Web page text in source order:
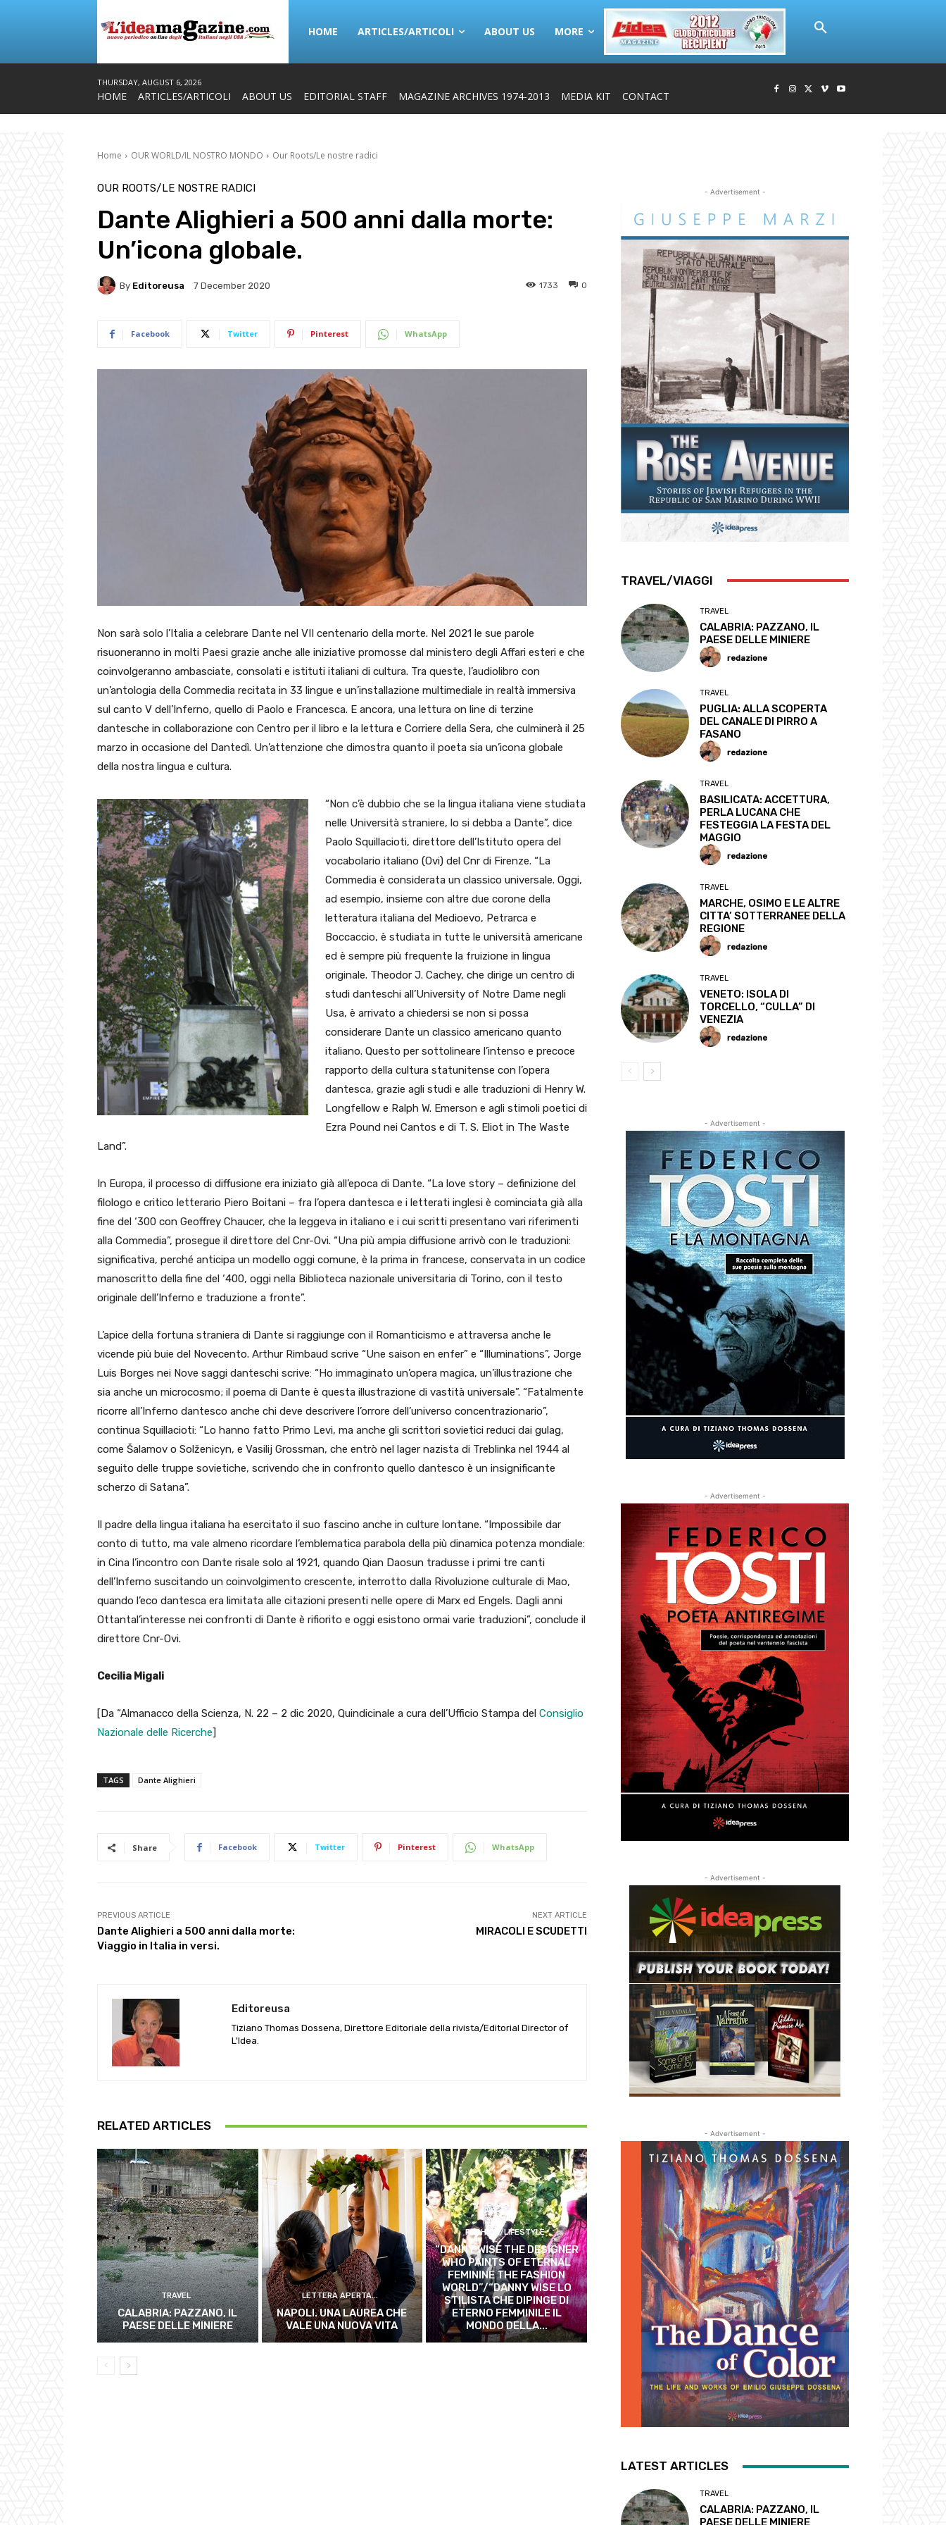
HOME ARTICLES/ARTICOLI ABOUT US MORE
THURSDAY, AUGUST 6, 2026
HOME ARTICLES/ARTICOLI ABOUT US EDITORIAL STAFF MAGAZINE ARCHIVES 1974-2013 MEDIA KIT CONTACT
Home OUR WORLD/IL NOSTRO MONDO Our Roots/Le nostre radici
OUR ROOTS/LE NOSTRE RADICI
Dante Alighieri a 500 anni dalla morte:
Un’icona globale.
By Editoreusa 7 December 2020 0
1733
Facebook Twitter Pinterest WhatsApp
Non sarà solo l’Italia a celebrare Dante nel VII centenario della morte. Nel 2021 le sue parole
risuoneranno in molti Paesi grazie anche alle iniziative promosse dal ministero degli Affari esteri e che
coinvolgeranno ambasciate, consolati e istituti italiani di cultura. Tra queste, l’audiolibro con
un’antologia della Commedia recitata in 33 lingue e un’installazione multimediale in realtà immersiva
sul canto V dell’Inferno, quello di Paolo e Francesca. E ancora, una lettura on line di terzine
dantesche in collaborazione con Centro per il libro e la lettura e Corriere della Sera, che culminerà il 25
marzo in occasione del Dantedì. Un’attenzione che dimostra quanto il poeta sia un’icona globale
della nostra lingua e cultura.
“Non c’è dubbio che se la lingua italiana viene studiata
nelle Università straniere, lo si debba a Dante”, dice
Paolo Squillacioti, direttore dell’Istituto opera del
vocabolario italiano (Ovi) del Cnr di Firenze. “La
Commedia è considerata un classico universale. Oggi,
ad esempio, insieme con altre due corone della
letteratura italiana del Medioevo, Petrarca e
Boccaccio, è studiata in tutte le università americane
ed è sempre più frequente la fruizione in lingua
originale. Theodor J. Cachey, che dirige un centro di
studi danteschi all’University of Notre Dame negli
Usa, è arrivato a chiedersi se non si possa
considerare Dante un classico americano quanto
italiano. Questo per sottolineare l’intenso e precoce
rapporto della cultura statunitense con l’opera
dantesca, grazie agli studi e alle traduzioni di Henry W.
Longfellow e Ralph W. Emerson e agli stimoli poetici di
Ezra Pound nei Cantos e di T. S. Eliot in The Waste
Land”.
In Europa, il processo di diffusione era iniziato già all’epoca di Dante. “La love story – definizione del
filologo e critico letterario Piero Boitani – fra l’opera dantesca e i letterati inglesi è cominciata già alla
fine del ‘300 con Geoffrey Chaucer, che la leggeva in italiano e i cui scritti presentano vari riferimenti
alla Commedia”, prosegue il direttore del Cnr-Ovi. “Una più ampia diffusione arrivò con le traduzioni:
significativa, perché anticipa un modello oggi comune, è la prima in francese, conservata in un codice
manoscritto della fine del ‘400, oggi nella Biblioteca nazionale universitaria di Torino, con il testo
originale dell’Inferno e traduzione a fronte”.
L’apice della fortuna straniera di Dante si raggiunge con il Romanticismo e attraversa anche le
vicende più buie del Novecento. Arthur Rimbaud scrive “Une saison en enfer” e “Illuminations”, Jorge
Luis Borges nei Nove saggi danteschi scrive: “Ho immaginato un’opera magica, un’illustrazione che
sia anche un microcosmo; il poema di Dante è questa illustrazione di vastità universale”. “Fatalmente
ricorre all’Inferno dantesco anche chi deve descrivere l’orrore dell’universo concentrazionario”,
continua Squillacioti: “Lo hanno fatto Primo Levi, ma anche gli scrittori sovietici reduci dai gulag,
come Šalamov o Solženicyn, e Vasilij Grossman, che entrò nel lager nazista di Treblinka nel 1944 al
seguito delle truppe sovietiche, scrivendo che in confronto quello dantesco è un insignificante
scherzo di Satana”.
Il padre della lingua italiana ha esercitato il suo fascino anche in culture lontane. “Impossibile dar
conto di tutto, ma vale almeno ricordare l’emblematica parabola della più dinamica potenza mondiale:
in Cina l’incontro con Dante risale solo al 1921, quando Qian Daosun tradusse i primi tre canti
dell’Inferno suscitando un coinvolgimento crescente, interrotto dalla Rivoluzione culturale di Mao,
quando l’eco dantesca era limitata alle citazioni presenti nelle opere di Marx ed Engels. Dagli anni
Ottantal’interesse nei confronti di Dante è rifiorito e oggi esistono ormai varie traduzioni”, conclude il
direttore Cnr-Ovi.
Cecilia Migali
[Da “Almanacco della Scienza, N. 22 – 2 dic 2020, Quindicinale a cura dell’Ufficio Stampa del Consiglio
Nazionale delle Ricerche]
TAGS Dante Alighieri
Share Facebook Twitter Pinterest WhatsApp
PREVIOUS ARTICLE
Dante Alighieri a 500 anni dalla morte:
Viaggio in Italia in versi.
NEXT ARTICLE
MIRACOLI E SCUDETTI
Editoreusa
Tiziano Thomas Dossena, Direttore Editoriale della rivista/Editorial Director of
L'Idea.
RELATED ARTICLES
TRAVEL
CALABRIA: PAZZANO, IL
PAESE DELLE MINIERE
LETTERA APERTA...
NAPOLI. UNA LAUREA CHE
VALE UNA NUOVA VITA
FASHION/LIFESTYLE
“DANNY WISE THE DESIGNER
WHO PAINTS OF ETERNAL
FEMININE THE FASHION
WORLD”/“DANNY WISE LO
STILISTA CHE DIPINGE DI
ETERNO FEMMINILE IL
MONDO DELLA...
- Advertisement -
TRAVEL/VIAGGI
TRAVEL
CALABRIA: PAZZANO, IL
PAESE DELLE MINIERE
redazione
TRAVEL
PUGLIA: ALLA SCOPERTA
DEL CANALE DI PIRRO A
FASANO
redazione
TRAVEL
BASILICATA: ACCETTURA,
PERLA LUCANA CHE
FESTEGGIA LA FESTA DEL
MAGGIO
redazione
TRAVEL
MARCHE, OSIMO E LE ALTRE
CITTA’ SOTTERRANEE DELLA
REGIONE
redazione
TRAVEL
VENETO: ISOLA DI
TORCELLO, “CULLA” DI
VENEZIA
redazione
- Advertisement -
- Advertisement -
- Advertisement -
- Advertisement -
LATEST ARTICLES
TRAVEL
CALABRIA: PAZZANO, IL
PAESE DELLE MINIERE